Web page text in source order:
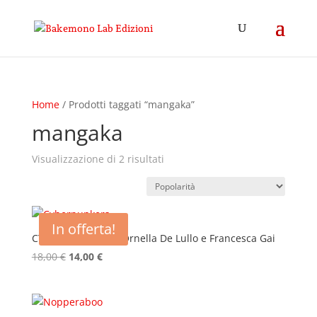
Home/ Prodotti taggati “mangaka”
mangaka
Visualizzazione di 2 risultatiPopolarità
In offerta!
CYBERPUNKERS di Ornella De Lullo e Francesca Gai
18,00€ Il
era:
14,00 €Il
è: